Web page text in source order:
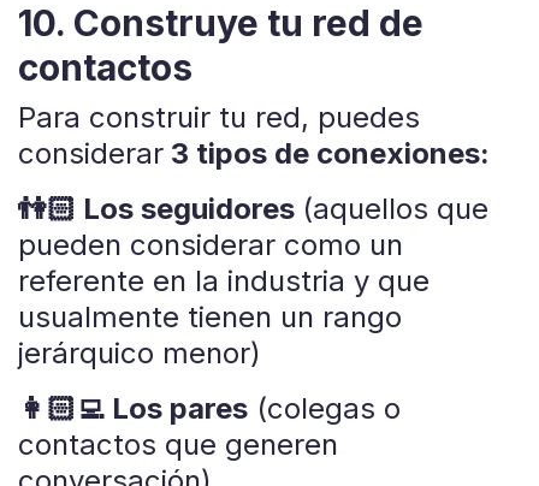
10. Construye tu red de
contactos
Para construir tu red, puedes
considerar 3 tipos de conexiones:
👫🏻 Los seguidores (aquellos que
pueden considerar como un
referente en la industria y que
usualmente tienen un rango
jerárquico menor)
👩🏻‍💻 Los pares (colegas o
contactos que generen